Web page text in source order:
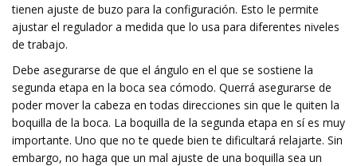
tienen ajuste de buzo para la configuración. Esto le permite
ajustar el regulador a medida que lo usa para diferentes niveles
de trabajo.
Debe asegurarse de que el ángulo en el que se sostiene la
segunda etapa en la boca sea cómodo. Querrá asegurarse de
poder mover la cabeza en todas direcciones sin que le quiten la
boquilla de la boca. La boquilla de la segunda etapa en sí es muy
importante. Uno que no te quede bien te dificultará relajarte. Sin
embargo, no haga que un mal ajuste de una boquilla sea un